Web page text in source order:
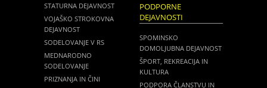
STATURNA DEJAVNOST
VOJAŠKO STROKOVNA
DEJAVNOST
SODELOVANJE V RS
MEDNARODNO
SODELOVANJE
PRIZNANJA IN ČINI
PODPORNE
DEJAVNOSTI
SPOMINSKO
DOMOLJUBNA DEJAVNOST
ŠPORT, REKREACIJA IN
KULTURA
PODPORA ČLANSTVU IN